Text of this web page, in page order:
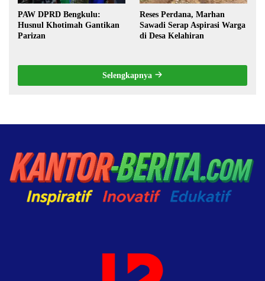
PAW DPRD Bengkulu:
Husnul Khotimah Gantikan
Parizan
Reses Perdana, Marhan
Sawadi Serap Aspirasi Warga
di Desa Kelahiran
Selengkapnya